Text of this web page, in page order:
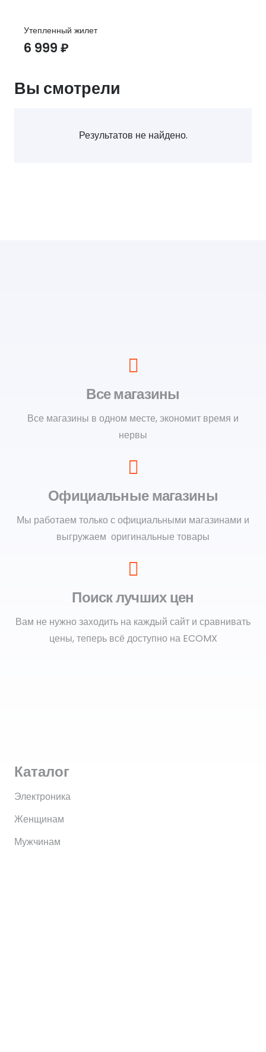
Утепленный жилет
6 999 ₽
Вы смотрели
Результатов не найдено.
Все магазины
Все магазины в одном месте, экономит время и
нервы
Официальные магазины
Мы работаем только с официальными магазинами и
выгружаем оригинальные товары
Поиск лучших цен
Вам не нужно заходить на каждый сайт и сравнивать
цены, теперь всё доступно на ECOMX
Каталог
Электроника
Женщинам
Мужчинам